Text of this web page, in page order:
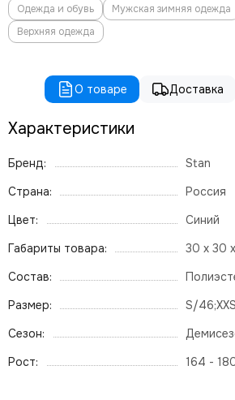
Одежда и обувь Мужская зимняя одежда
Верхняя одежда
О товаре Доставка
Характеристики
Бренд:
Stan
Страна:
Россия
Цвет:
Синий
Габариты товара:
30 x 30
Состав:
Размер:
S/
Сезон:
Рост:
164 -